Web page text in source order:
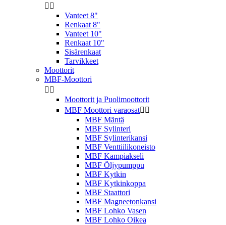
 
Vanteet 8"
Renkaat 8"
Vanteet 10"
Renkaat 10"
Sisärenkaat
Tarvikkeet
Moottorit
MBF-Moottori
 
Moottorit ja Puolimoottorit
MBF Moottori varaosat 
MBF Mäntä
MBF Sylinteri
MBF Sylinterikansi
MBF Venttiilikoneisto
MBF Kampiakseli
MBF Öljypumppu
MBF Kytkin
MBF Kytkinkoppa
MBF Staattori
MBF Magneetonkansi
MBF Lohko Vasen
MBF Lohko Oikea